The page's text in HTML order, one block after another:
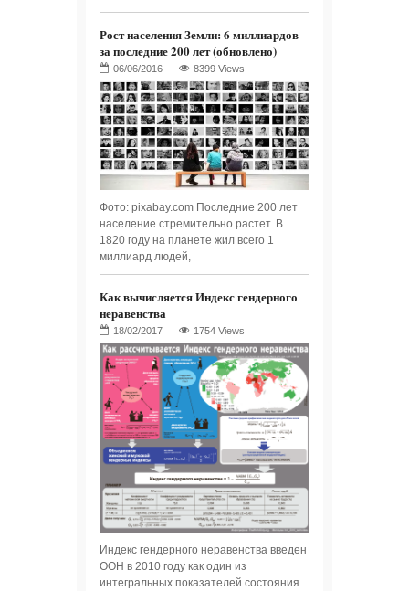
Рост населения Земли: 6 миллиардов
за последние 200 лет (обновлено)
8399 Views
Фото: pixabay.com Последние 200 лет
население стремительно растет. В
1820 году на планете жил всего 1
миллиард людей,
Как вычисляется Индекс гендерного
неравенства
1754 Views
Индекс гендерного неравенства введен
ООН в 2010 году как один из
интегральных показателей состояния